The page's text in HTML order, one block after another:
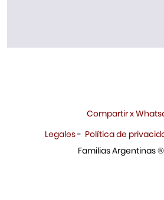
Compartir x
Legales- Política de
Familias Argentinas